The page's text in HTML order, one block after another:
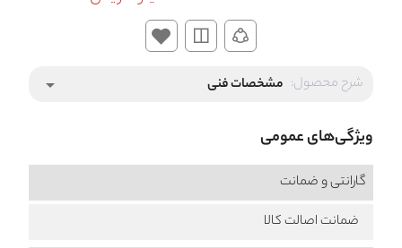
شرح محصول: مشخصات فنی arrow_drop_down
ویژگی‌های عمومی
گارانتی و ضمانت
ضمانت اصالت کالا